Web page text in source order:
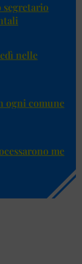
segretario
nelle
ogni comune
me